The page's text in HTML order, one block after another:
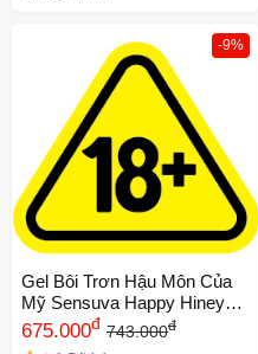
-9%
Gel Bôi Trơn Hậu Môn Của
Mỹ Sensuva Happy Hiney
59ml 669171
675.000đ 743.000đ